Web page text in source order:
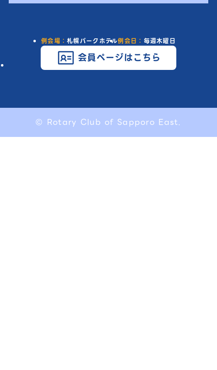
例会場：札幌パークホテル例会日： 毎週木曜日
会員ページはこちら
© Rotary Club of Sapporo East.